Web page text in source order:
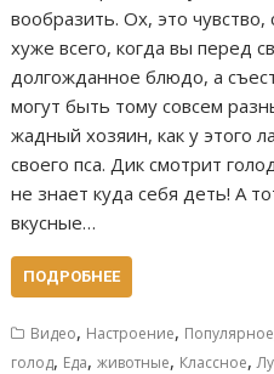
вообразить. Ох, это
хуже всего, когда вы перед
долгожданное блюдо, а
могут быть тому совсем
жадный хозяин, как у этого
своего пса. Дик смотрит
не знает куда себя деть! А
вкусные…
ПОДРОБНЕЕ
Видео, Настроение, Популярное
голод, Еда,животные, Классное,